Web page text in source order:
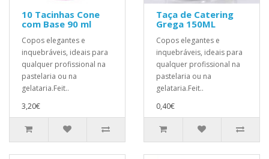
10 Tacinhas Cone
com Base 90 ml
Copos elegantes e
inquebráveis, ideais para
qualquer profissional na
pastelaria ou na
gelataria.Feit..
3,20€
Taça de Catering
Grega 150ML
Copos elegantes e
inquebráveis, ideais para
qualquer profissional na
pastelaria ou na
gelataria.Feit..
0,40€